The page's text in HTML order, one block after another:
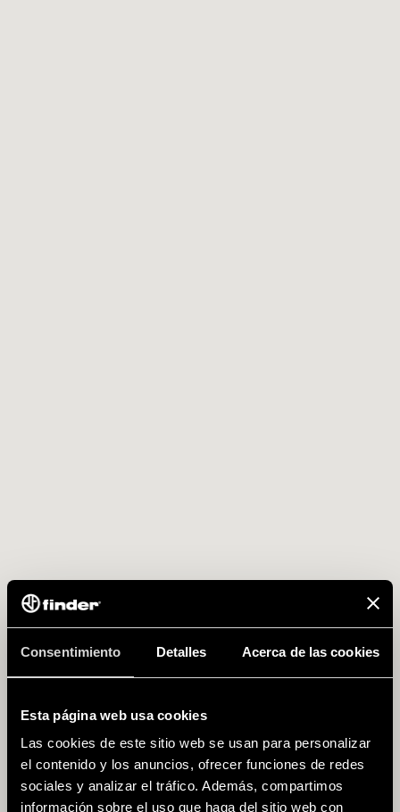
Consentimiento Detalles Acerca de las cookies
Esta página web usa cookies
Las cookies de este sitio web se usan para personalizar
el contenido y los anuncios, ofrecer funciones de redes
sociales y analizar el tráfico. Además, compartimos
información sobre el uso que haga del sitio web con